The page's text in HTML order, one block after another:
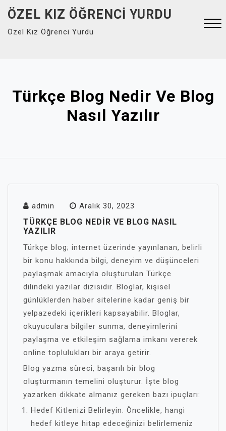
Skip
content
ÖZEL KIZ ÖĞRENCI YURDU
Özel Kız Öğrenci Yurdu
Türkçe Blog Nedir Ve Blog
Nasıl Yazılır
admin Aralık 30, 2023
TÜRKÇE BLOG NEDIR VE BLOG NASIL
YAZILIR
Türkçe blog; internet üzerinde yayınlanan, belirli
bir konu hakkında bilgi, deneyim ve düşünceleri
paylaşmak amacıyla oluşturulan Türkçe
dilindeki yazılar dizisidir. Bloglar, kişisel
günlüklerden haber sitelerine kadar geniş bir
yelpazedeki içerikleri kapsayabilir. Bloglar,
okuyuculara bilgiler sunma, deneyimlerini
paylaşma ve etkileşim sağlama imkanı vererek
online toplulukları bir araya getirir.
Blog yazma süreci, başarılı bir blog
oluşturmanın temelini oluşturur. İşte blog
yazarken dikkate almanız gereken bazı ipuçları:
Hedef Kitlenizi Belirleyin: Öncelikle, hangi
hedef kitleye hitap edeceğinizi belirlemeniz